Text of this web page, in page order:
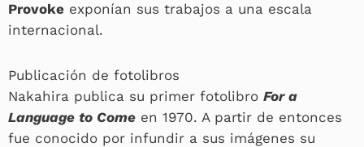
Provoke exponían sus trabajos a una escala
internacional.
Publicación de fotolibros
Nakahira publica su primer fotolibro For a
Language to Come en 1970. A partir de entonces
fue conocido por infundir a sus imágenes su